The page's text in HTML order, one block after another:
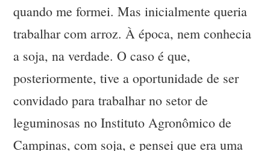
quando me formei. Mas inicialmente queria
trabalhar com arroz. À época, nem conhecia
a soja, na verdade. O caso é que,
posteriormente, tive a oportunidade de ser
convidado para trabalhar no setor de
leguminosas no Instituto Agronômico de
Campinas, com soja, e pensei que era uma